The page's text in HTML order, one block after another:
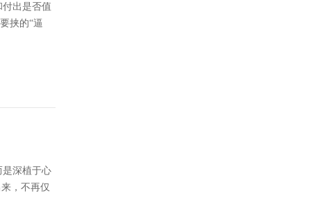
出是否值
挟的“逼
是深植于心
，不再仅